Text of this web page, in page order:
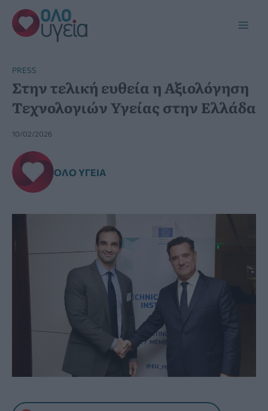
Μετάβαση
στο
περιεχόμενο
PRESS
Στην τελική ευθεία η Αξιολόγηση
Τεχνολογιών Υγείας στην Ελλάδα
10/02/2026
ΌΛΟ ΥΓΕΊΑ